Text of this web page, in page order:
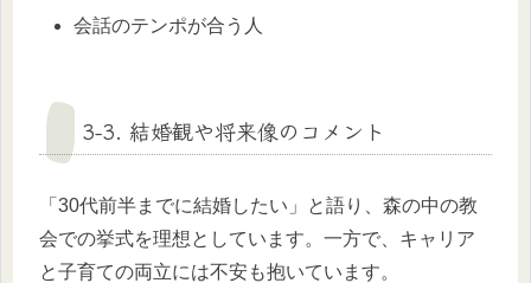
会話のテンポが合う人
3-3. 結婚観や将来像のコメント
「30代前半までに結婚したい」と語り、森の中の教
会での挙式を理想としています。一方で、キャリア
と子育ての両立には不安も抱いています。